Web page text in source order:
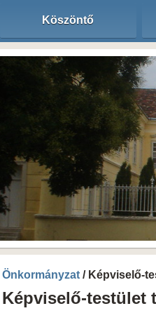
Köszöntő
Önkormányzat / Képviselő-
Képviselő-testület